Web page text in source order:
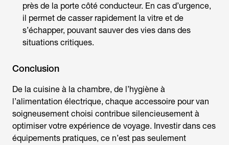
près de la porte côté conducteur. En cas d’urgence,
il permet de casser rapidement la vitre et de
s’échapper, pouvant sauver des vies dans des
situations critiques.
Conclusion
De la cuisine à la chambre, de l’hygiène à
l’alimentation électrique, chaque accessoire pour van
soigneusement choisi contribue silencieusement à
optimiser votre expérience de voyage. Investir dans ces
équipements pratiques, ce n’est pas seulement